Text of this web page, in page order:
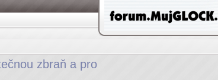
zbraň a pro